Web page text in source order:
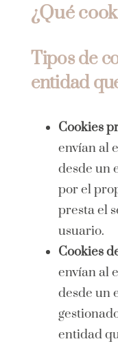
¿Qué
Tipos de
entidad
Cookies
envían al
desde un
por el
presta el
usuario.
Cookies
envían al
desde un
entidad